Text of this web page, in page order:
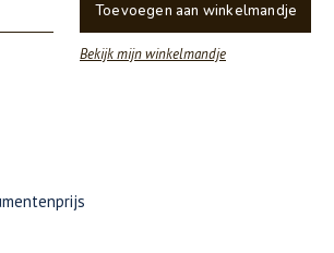
Toevoegen aan winkelmandje
Bekijk mijn winkelmandje